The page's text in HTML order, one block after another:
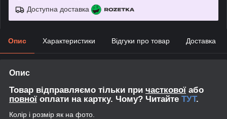
Доступна доставка
Опис Характеристики Відгуки про товар Доставка
Опис
Товар відправляємо тільки при часткової або
повної оплати на картку. Чому? Читайте ТУТ.
Колір і розмір як на фото.